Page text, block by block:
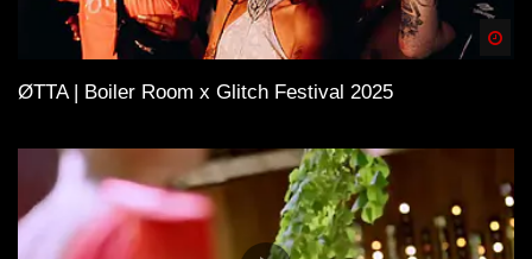
ØTTA | Boiler Room x Glitch Festival 2025